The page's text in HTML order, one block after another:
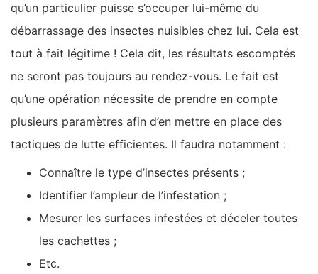
qu’un particulier puisse s’occuper lui-même du
débarrassage des insectes nuisibles chez lui. Cela est
tout à fait légitime ! Cela dit, les résultats escomptés
ne seront pas toujours au rendez-vous. Le fait est
qu’une opération nécessite de prendre en compte
plusieurs paramètres afin d’en mettre en place des
tactiques de lutte efficientes. Il faudra notamment :
Connaître le type d’insectes présents ;
Identifier l’ampleur de l’infestation ;
Mesurer les surfaces infestées et déceler toutes
les cachettes ;
Etc.